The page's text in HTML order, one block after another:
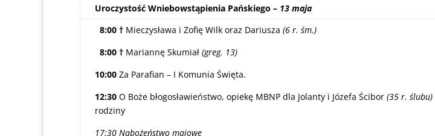
Uroczystość Wniebowstąpienia Pańskiego – 13 maja
8:00 † Mieczysława i Zofię Wilk oraz Dariusza (6 r. śm.)
8:00 † Mariannę Skumiał (greg. 13)
10:00 Za Parafian – I Komunia Święta.
12:30 O Boże błogosławieństwo, opiekę MBNP dla Jolanty i Józefa Ścibor (35 r. ślubu)
rodziny
17:30 Nabożeństwo majowe